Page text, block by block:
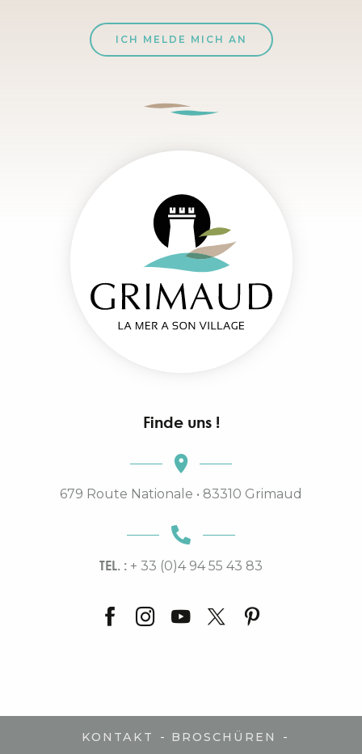
ICH MELDE MICH AN
Finde uns !
679 Route Nationale • 83310 Grimaud
TEL. : + 33 (0)4 94 55 43 83
KONTAKT - BROSCHÜREN -